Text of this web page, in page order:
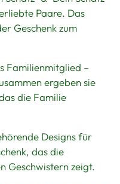
Paare. Das
Geschenk zum
Familienmitglied –
ergeben sie
die Familie
Designs für
das die
Geschwistern zeigt.